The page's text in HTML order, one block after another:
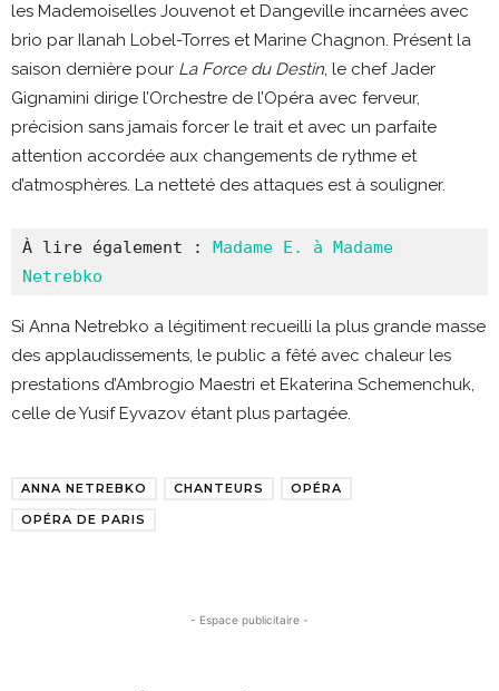
les Mademoiselles Jouvenot et Dangeville incarnées avec
brio par Ilanah Lobel-Torres et Marine Chagnon. Présent la
saison dernière pour La Force du Destin, le chef Jader
Gignamini dirige l’Orchestre de l’Opéra avec ferveur,
précision sans jamais forcer le trait et avec un parfaite
attention accordée aux changements de rythme et
d’atmosphères. La netteté des attaques est à souligner.
À lire également : Madame E. à Madame
Netrebko
Si Anna Netrebko a légitiment recueilli la plus grande masse
des applaudissements, le public a fêté avec chaleur les
prestations d’Ambrogio Maestri et Ekaterina Schemenchuk,
celle de Yusif Eyvazov étant plus partagée.
ANNA NETREBKO CHANTEURS
OPÉRA
OPÉRA DE PARIS
- Espace publicitaire -